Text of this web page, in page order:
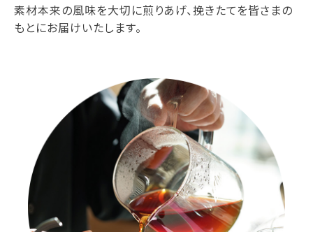
素材本来の風味を大切に煎りあげ、挽きたてを皆さまの
もとにお届けいたします。